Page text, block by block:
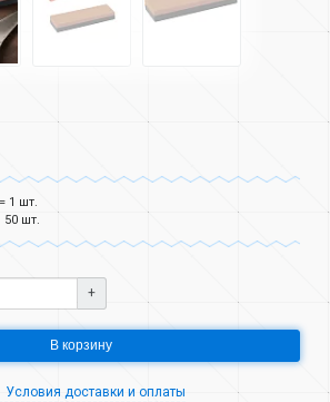
1 шт.
50 шт.
+
В корзину
Условия доставки и оплаты